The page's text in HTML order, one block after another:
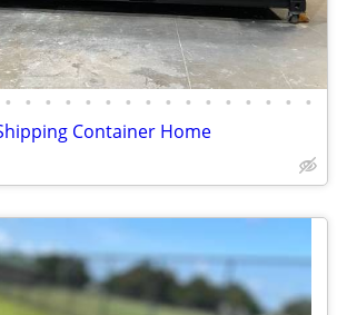
• • • • • • • • • • • • • • • •
Container Home